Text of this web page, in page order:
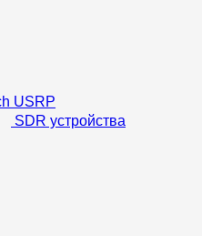
SDR устройства
USRP